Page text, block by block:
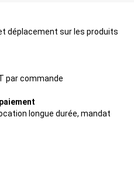
déplacement sur les produits
par commande
longue durée, mandat